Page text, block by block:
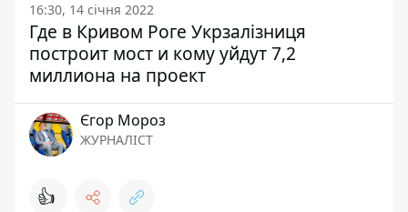
16:30, 14 січня 2022
Где в Кривом Роге Укрзалізниця
построит мост и кому уйдут 7,2
миллиона на проект
Єгор Мороз
ЖУРНАЛІСТ
👍